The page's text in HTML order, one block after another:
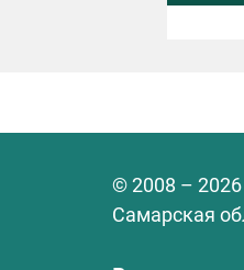
© 2008 – 2026
Самарская